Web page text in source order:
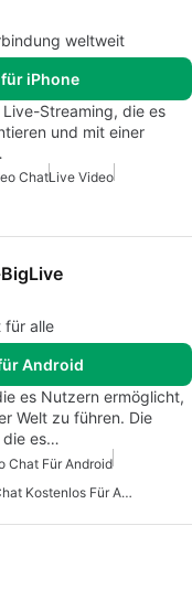
weltweit
iPhone
Streaming, die es
und mit einer
ChatLive Video
für alle
Android
es Nutzern ermöglicht,
Welt zu führen. Die
die es…
Chat Für Android
Zufälliger Video Chat Kostenlos Für Android